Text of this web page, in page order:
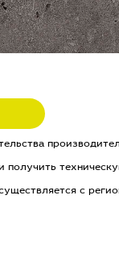
получить
с